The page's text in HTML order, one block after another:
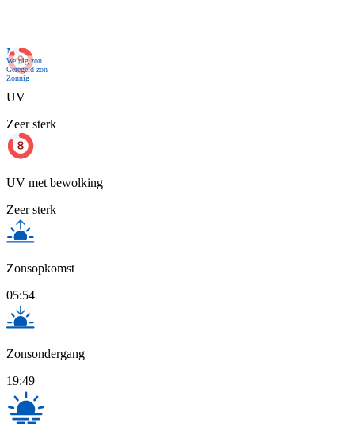
Nu
Weinig zon
Geregeld zon
Zonnig
UV
Zeer sterk
UV met bewolking
Zeer sterk
Zonsopkomst
05:54
Zonsondergang
19:49